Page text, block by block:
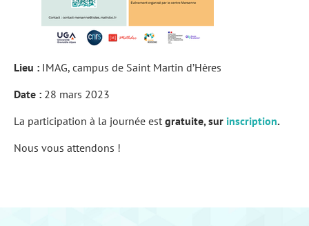
Lieu : IMAG, campus de Saint Martin d’Hères
Date : 28 mars 2023
La participation à la journée est gratuite, sur inscription.
Nous vous attendons !